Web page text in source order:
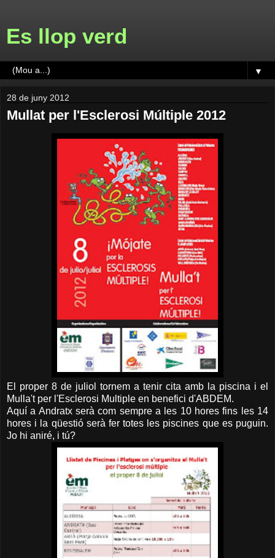
Es llop verd
▼
28 de juny 2012
Mullat per l'Esclerosi Múltiple 2012
El proper 8 de juliol tornem a tenir cita amb la piscina i el
Mulla't per l'Esclerosi Multiple en benefici d'ABDEM.
Aquí a Andratx serà com sempre a les 10 hores fins les 14
hores i la qüestió serà fer totes les piscines que es puguin.
Jo hi aniré, i tú?